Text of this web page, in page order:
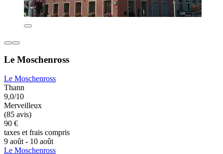
Le Moschenross
Le Moschenross
Thann
9,0/10
Merveilleux
(85 avis)
90 €
taxes et frais compris
9 août - 10 août
Le Moschenross